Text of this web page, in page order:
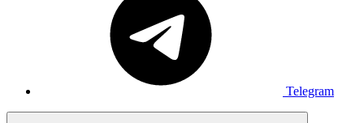
Telegram